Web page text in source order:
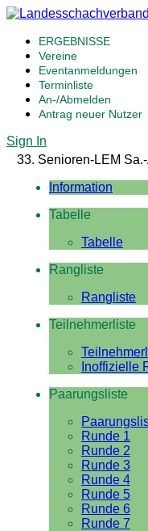
ERGEBNISSE
Vereine
Eventanmeldungen
Terminliste
An-/Abmelden
Antrag neuer Nutzer
Sign In
33. Senioren-LEM
Information
Tabelle
Tabelle
Rangliste
Rangliste
Teilnehmerliste
Inoffizielle
Paarungsliste
Runde 1
Runde 2
Runde 3
Runde 4
Runde 5
Runde 6
Runde 7